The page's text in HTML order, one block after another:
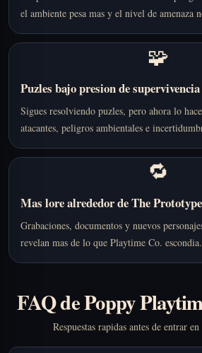
el ambiente pesa mas y el nivel de amenaza
🧩
Puzles bajo presion de supervivencia
Sigues resolviendo puzles, pero ahora lo
atacantes, peligros ambientales e
🔁
Mas lore alrededor de The Prototype
Grabaciones, documentos y nuevos
revelan mas de lo que Playtime Co. escondia.
FAQ de Poppy
Respuestas rapidas antes de entrar